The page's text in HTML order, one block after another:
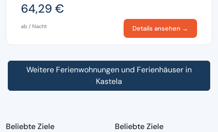
64,29 €
ab / Nacht Details ansehen →
Weitere Ferienwohnungen und Ferienhäuser in
Kastela
Beliebte Ziele
Beliebte Ziele